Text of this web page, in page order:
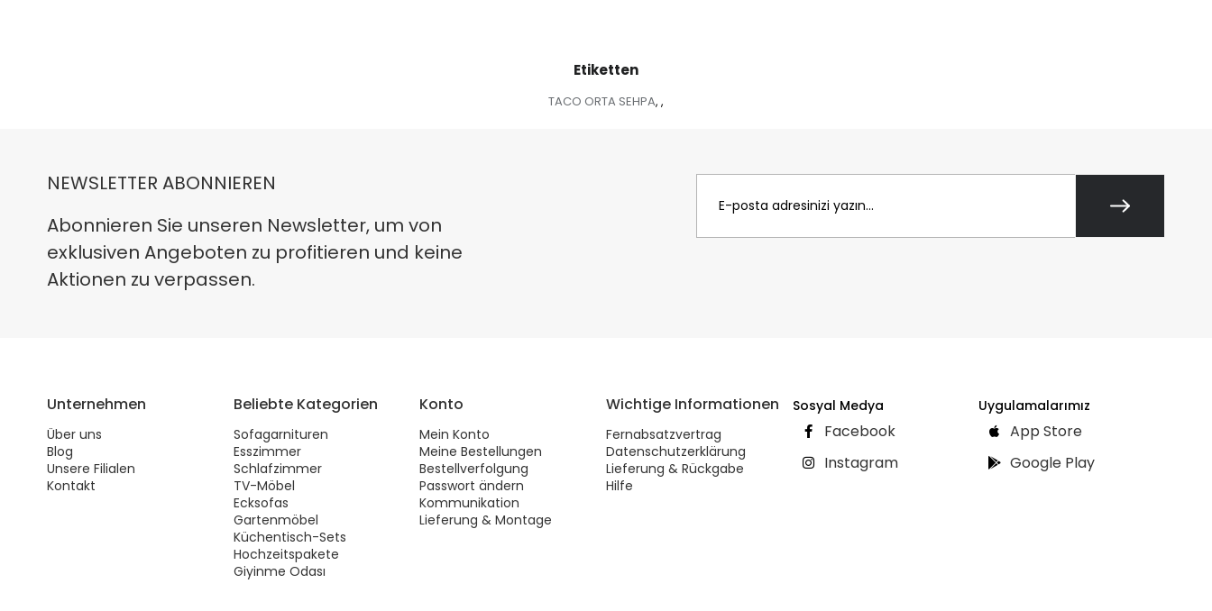
Etiketten
TACO ORTA SEHPA, ,
NEWSLETTER ABONNIEREN
Abonnieren Sie unseren Newsletter, um von
exklusiven Angeboten zu profitieren und keine
Aktionen zu verpassen.
Unternehmen
Über uns
Blog
Unsere Filialen
Kontakt
Beliebte Kategorien
Sofagarnituren
Esszimmer
Schlafzimmer
TV-Möbel
Ecksofas
Gartenmöbel
Küchentisch-Sets
Hochzeitspakete
Giyinme Odası
Konto
Mein Konto
Meine Bestellungen
Bestellverfolgung
Passwort ändern
Kommunikation
Lieferung & Montage
Wichtige Informationen
Fernabsatzvertrag
Datenschutzerklärung
Lieferung & Rückgabe
Hilfe
Sosyal Medya
Facebook
Instagram
Uygulamalarımız
App Store
Google Play